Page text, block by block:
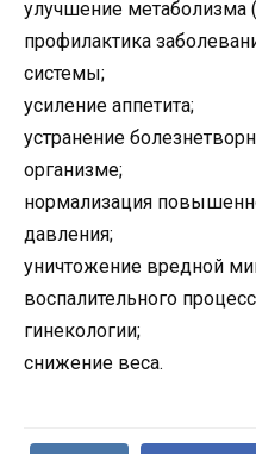
улучшение метаболизма
профилактика
системы;
усиление аппетита;
устранение
организме;
нормализация
давления;
уничтожение вредной
воспалительного
гинекологии;
снижение веса.